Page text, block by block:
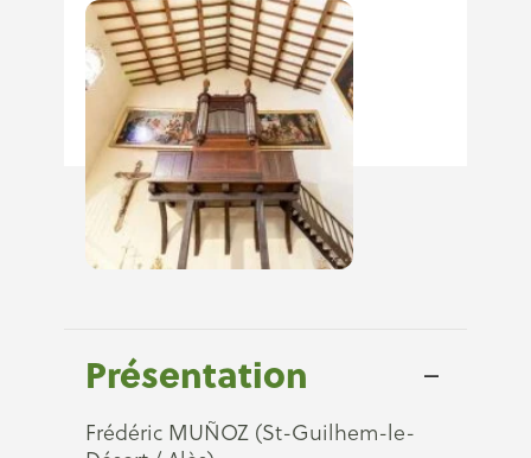
Présentation
Frédéric MUÑOZ (St-Guilhem-le-